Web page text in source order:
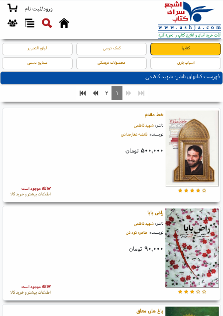
ورود/ثبت نام
کتابها کمک درسی لوازم التحریر
اسباب بازی محصولات فرهنگی صنایع دستی
فهرست کتابهای ناشر: شهید کاظمی
۱ ۲
خط مقدم
ناشر: شهید کاظمی
نویسنده: فائضه غفارحدادی
۵۰۰,۰۰۰ تومان
کالا موجود است
اطلاعات بیشتر و خرید کالا
راض بابا
ناشر: شهید کاظمی
نویسنده: طاهره کوه کن
۹۰,۰۰۰ تومان
کالا موجود است
اطلاعات بیشتر و خرید کالا
باغ های معلق